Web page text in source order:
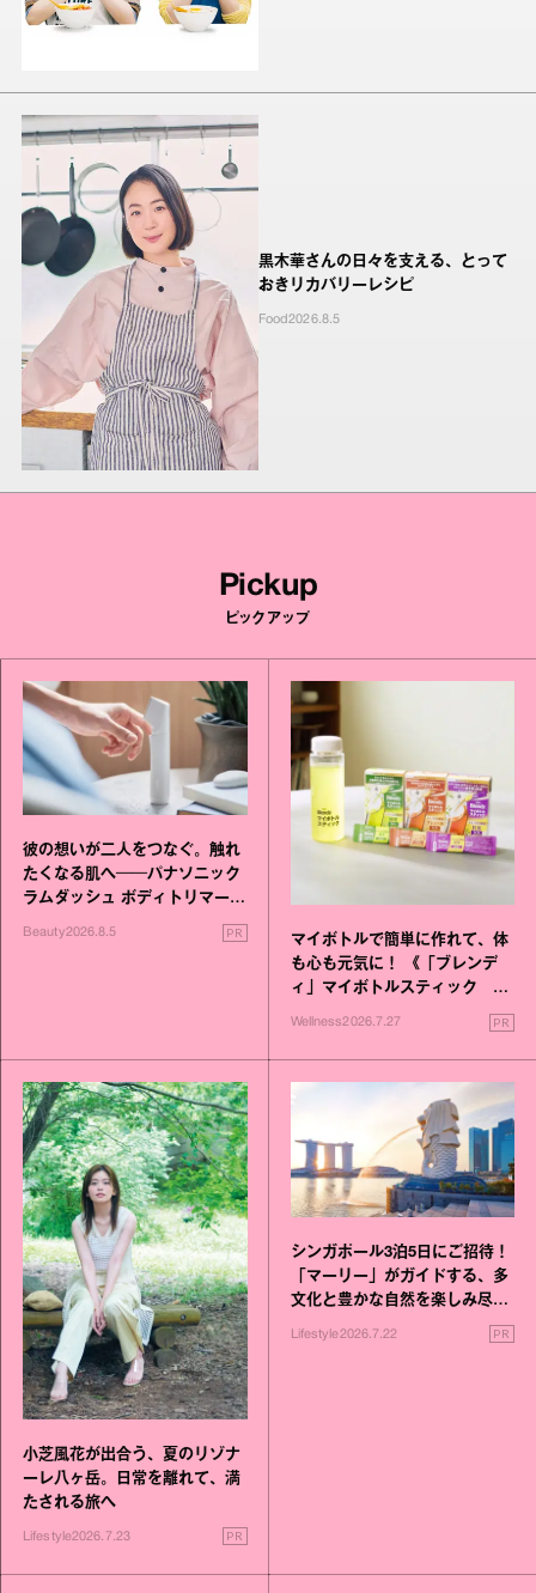
黒木華さんの日々を支える、とって
おきリカバリーレシピ
Food2026.8.5
Pickup
ピックアップ
彼の想いが二人をつなぐ。触れ
たくなる肌へ──パナソニック
ラムダッシュ ボディトリマーが
Beauty2026.8.5 PR
マイボトルで簡単に作れて、体
も心も元気に！ 《「ブレンデ
ィ」マイボトルスティック い
いこと毎日》シリーズが誕生
Wellness2026.7.27 PR
小芝風花が出合う、夏のリゾナ
ーレ八ヶ岳。日常を離れて、満
たされる旅へ
Lifestyle2026.7.23 PR
シンガポール3泊5日にご招待！
「マーリー」がガイドする、多
文化と豊かな自然を楽しみ尽く
Lifestyle2026.7.22 PR